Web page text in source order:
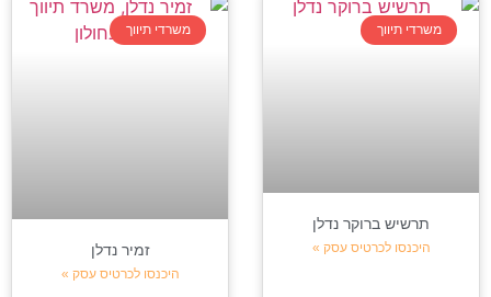
משרדי תיווך
תרשיש ברוקר נדלן
היכנסו לכרטיס עסק »
משרדי תיווך
זמיר נדלן
היכנסו לכרטיס עסק »